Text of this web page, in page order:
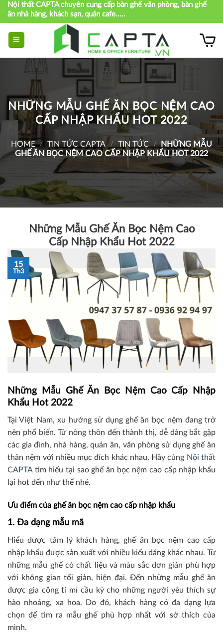
Skip
content
Nội thất CAPTA chuyên cung cấp bàn ghế văn phòng, bàn ghế
ăn nhà hàng, khách sạn, quán cafe.....
NHỮNG MẪU GHẾ ĂN BỌC NỆM CAO
CẤP NHẬP KHẨU HOT 2022
HOME / TIN TỨC CAPTA / TIN TỨC / NHỮNG MẪU
GHẾ ĂN BỌC NỆM CAO CẤP NHẬP KHẨU HOT 2022
Những Mẫu Ghế Ăn Bọc Nệm Cao
Cấp Nhập Khẩu Hot 2022
15
Th3
Những Mẫu Ghế Ăn Bọc Nệm Cao Cấp Nhập
Khẩu Hot 2022
Tại Việt Nam, xu hướng sử dụng ghế ăn bọc nệm đang trở
nên phổ biến. Từ nông thôn đến thành thị, dễ dàng bắt gặp
các gia đình, nhà hàng, quán ăn, văn phòng sử dụng ghế ăn
thân nệm với nhiều mục đích khác nhau. Hãy cùng Nội thất
CAPTAtìm hiểu tại sao ghế ăn bọc nệm cao cấp nhập khẩu
lại hot đến như thế nhé.
Ưu điểm của ghế ăn bọc nệm cao cấp nhập khẩu
1. Đa dạng mẫu mã
Hiểu được tâm lý khách hàng, ghế ăn bọc nệm cao cấp
nhập khẩu được sản xuất với nhiều kiểu dáng khác nhau. Từ
những mẫu ghế có chất liệu và màu sắc đơn giản phù hợp
với không gian tối giản, hiện đại. Đến những mẫu ghế ăn
được gia công tỉ mỉ cầu kỳ cho những người yêu thích sự
hào nhoáng, xa hoa. Do đó, khách hàng có đa dạng lựa
chọn để tìm ra mẫu ghế phù hợp nhất với sở thích của
mình.